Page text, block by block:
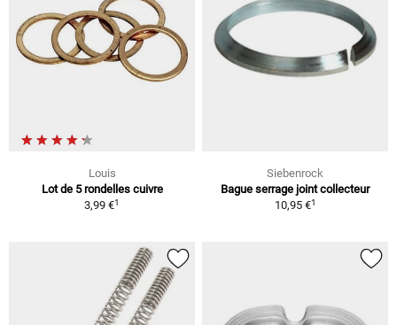
Louis
Lot de 5 rondelles cuivre
3,99 €1
Siebenrock
Bague serrage joint collecteur
10,95 €1